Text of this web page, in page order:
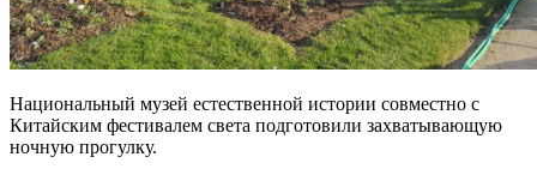
Национальный музей естественной истории совместно с
Китайским фестивалем света подготовили захватывающую
ночную прогулку.